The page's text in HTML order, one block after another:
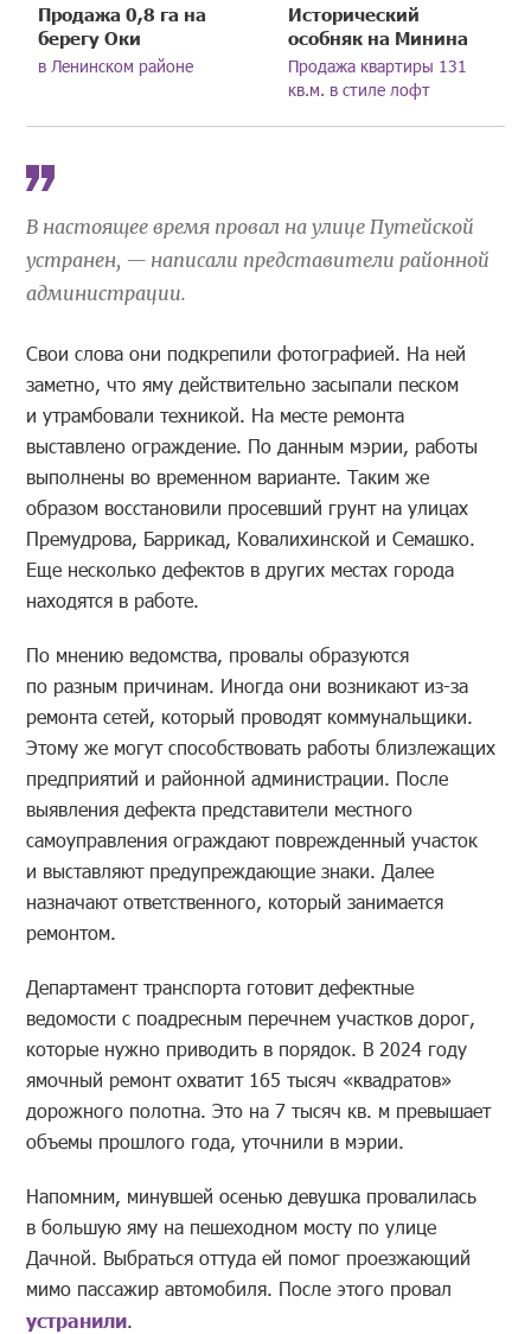
Продажа 0,8 га на
берегу Оки
в Ленинском районе
Исторический
особняк на Минина
Продажа квартиры 131
кв.м. в стиле лофт
В настоящее время провал на улице Путейской
устранен, — написали представители районной
администрации.
Свои слова они подкрепили фотографией. На ней
заметно, что яму действительно засыпали песком
и утрамбовали техникой. На месте ремонта
выставлено ограждение. По данным мэрии, работы
выполнены во временном варианте. Таким же
образом восстановили просевший грунт на улицах
Премудрова, Баррикад, Ковалихинской и Семашко.
Еще несколько дефектов в других местах города
находятся в работе.
По мнению ведомства, провалы образуются
по разным причинам. Иногда они возникают из-за
ремонта сетей, который проводят коммунальщики.
Этому же могут способствовать работы близлежащих
предприятий и районной администрации. После
выявления дефекта представители местного
самоуправления ограждают поврежденный участок
и выставляют предупреждающие знаки. Далее
назначают ответственного, который занимается
ремонтом.
Департамент транспорта готовит дефектные
ведомости с поадресным перечнем участков дорог,
которые нужно приводить в порядок. В 2024 году
ямочный ремонт охватит 165 тысяч «квадратов»
дорожного полотна. Это на 7 тысяч кв. м превышает
объемы прошлого года, уточнили в мэрии.
Напомним, минувшей осенью девушка провалилась
в большую яму на пешеходном мосту по улице
Дачной. Выбраться оттуда ей помог проезжающий
мимо пассажир автомобиля. После этого провал
устранили.